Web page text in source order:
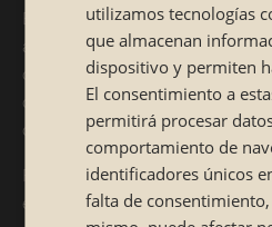
El temaki sushi consiste en
arroz, pescado, verduras y otros
consideras incapaz decoger los
correctamente, este plato es
come con las manos!
Para nosotros, es uno de los
estéticamente, ¡es innegable!
utilizamos tecnologías
que almacenan
dispositivo y permiten
El consentimiento a
permitirá procesar
comportamiento de
identificadores únicos
falta de